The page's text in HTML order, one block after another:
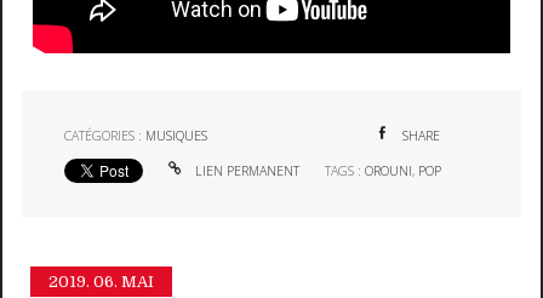
CATÉGORIES : MUSIQUES SHARE
LIEN PERMANENT TAGS : OROUNI, POP
2019. 06. MAI